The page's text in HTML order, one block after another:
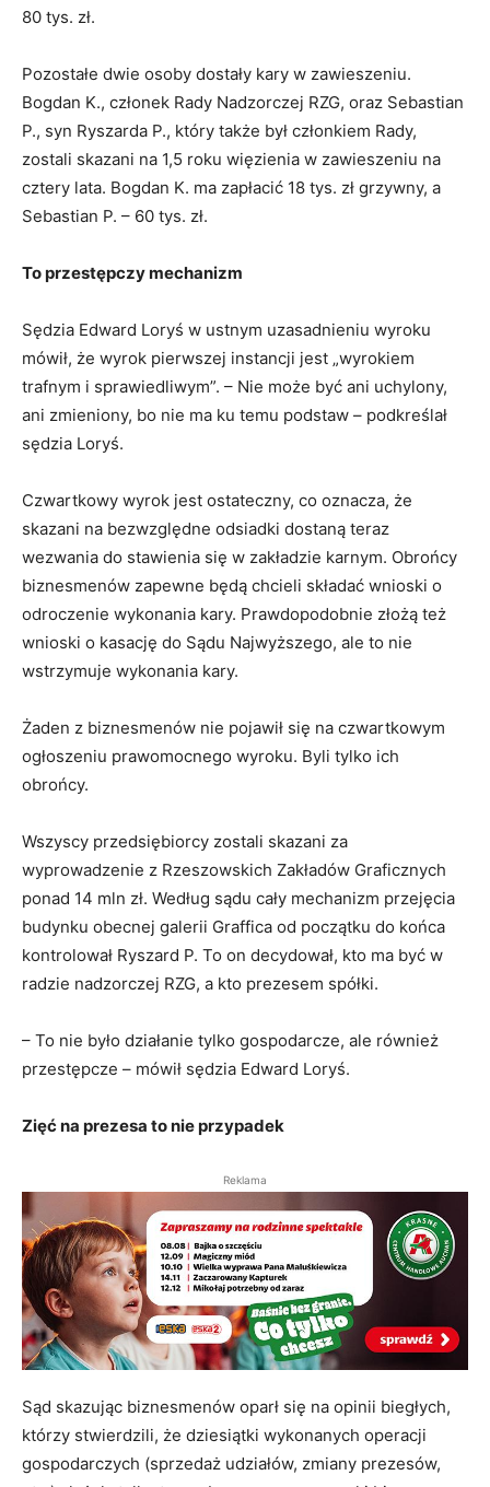
80 tys. zł.
Pozostałe dwie osoby dostały kary w zawieszeniu.
Bogdan K., członek Rady Nadzorczej RZG, oraz Sebastian
P., syn Ryszarda P., który także był członkiem Rady,
zostali skazani na 1,5 roku więzienia w zawieszeniu na
cztery lata. Bogdan K. ma zapłacić 18 tys. zł grzywny, a
Sebastian P. – 60 tys. zł.
To przestępczy mechanizm
Sędzia Edward Loryś w ustnym uzasadnieniu wyroku
mówił, że wyrok pierwszej instancji jest „wyrokiem
trafnym i sprawiedliwym”. – Nie może być ani uchylony,
ani zmieniony, bo nie ma ku temu podstaw – podkreślał
sędzia Loryś.
Czwartkowy wyrok jest ostateczny, co oznacza, że
skazani na bezwzględne odsiadki dostaną teraz
wezwania do stawienia się w zakładzie karnym. Obrońcy
biznesmenów zapewne będą chcieli składać wnioski o
odroczenie wykonania kary. Prawdopodobnie złożą też
wnioski o kasację do Sądu Najwyższego, ale to nie
wstrzymuje wykonania kary.
Żaden z biznesmenów nie pojawił się na czwartkowym
ogłoszeniu prawomocnego wyroku. Byli tylko ich
obrońcy.
Wszyscy przedsiębiorcy zostali skazani za
wyprowadzenie z Rzeszowskich Zakładów Graficznych
ponad 14 mln zł. Według sądu cały mechanizm przejęcia
budynku obecnej galerii Graffica od początku do końca
kontrolował Ryszard P. To on decydował, kto ma być w
radzie nadzorczej RZG, a kto prezesem spółki.
– To nie było działanie tylko gospodarcze, ale również
przestępcze – mówił sędzia Edward Loryś.
Zięć na prezesa to nie przypadek
Reklama
Sąd skazując biznesmenów oparł się na opinii biegłych,
którzy stwierdzili, że dziesiątki wykonanych operacji
gospodarczych (sprzedaż udziałów, zmiany prezesów,